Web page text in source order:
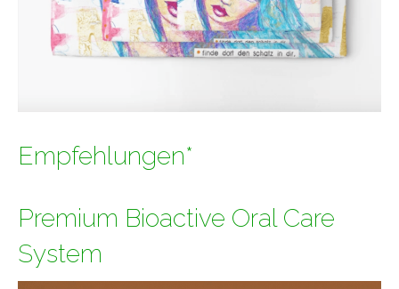
Empfehlungen*
Premium Bioactive Oral Care
System